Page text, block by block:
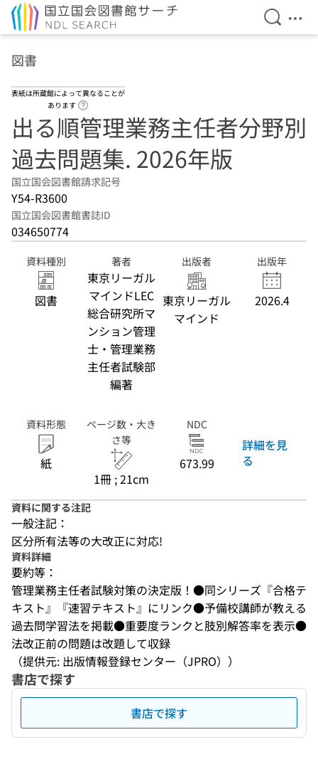
検索を
メ
図書
表紙は所蔵館によって異なることが
あります
出る順管理業務主任者分野別
過去問題集. 2026年版
国立国会図書館請求記号
Y54-R3600
国立国会図書館書誌ID
034650774
資料種別
図書
著者
東京リーガル
マインドLEC
総合研究所マ
ンション管理
士・管理業務
主任者試験部
編著
出版者
東京リーガル
マインド
出版年
2026.4
資料形態
紙
ページ数・大き
さ等
1冊 ; 21cm
NDC
673.99
詳細を見
る
資料に関する注記
一般注記：
区分所有法等の大改正に対応!
資料詳細
要約等：
管理業務主任者試験対策の決定版！●同シリーズ『合格テ
キスト』『速習テキスト』にリンク●予備校講師が教える
過去問学習法を掲載●重要度ランクと肢別解答率を表示●
法改正前の問題は改題して収録
（提供元: 出版情報登録センター（JPRO））
書店で探す
書店で探す